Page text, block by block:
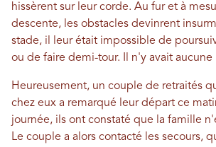
hissèrent sur leur corde. Au fur et à
descente, les obstacles devinrent
stade, il leur était impossible de
ou de faire demi-tour. Il n'y avait aucune
Heureusement, un couple de retraités
chez eux a remarqué leur départ ce
journée, ils ont constaté que la famille
Le couple a alors contacté les secours,